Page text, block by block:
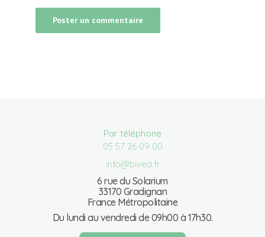
Par téléphone
05 57 26 09 00
info@bivea.fr
6 rue du Solarium
33170 Gradignan
France Métropolitaine
Du lundi au vendredi de 09h00 à 17h30.